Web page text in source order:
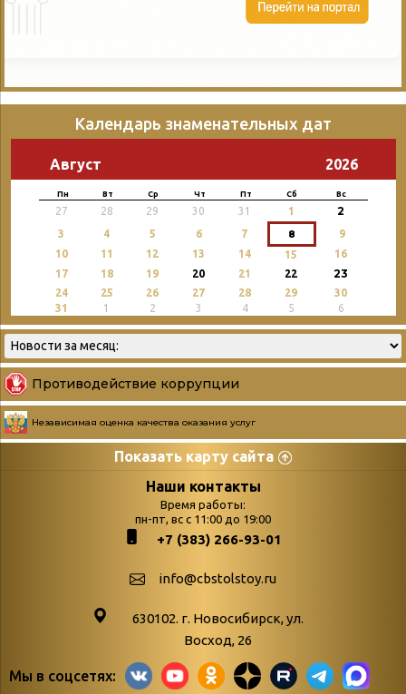
Календарь знаменательных дат
Август 2026
Пн Вт Ср Чт Пт Сб Вс
27 28 29 30 31 1 2
3 4 5 6 7 8
9
10
11 12 13 14 15
16
17
18 19 20 21 22 23
24 25 26 27 28 29
30
31
1 2 3 4 5 6
Противодействие коррупции
Независимая оценка качества оказания услуг
Показать карту сайта
Страницы
podvedenie-itogov-festivalya-
paskhalnaya-palitra
Библионочь – как ярмарка точь-в-
поступлений
Война. Народ.
живые»
Наши контакты
Время работы:
пн-пт, вс с 11:00 до 19:00
+7 (383) 266-93-01
info@cbstolstoy.ru
630102. г. Новосибирск, ул.
Восход, 26
Мы в соцсетях: